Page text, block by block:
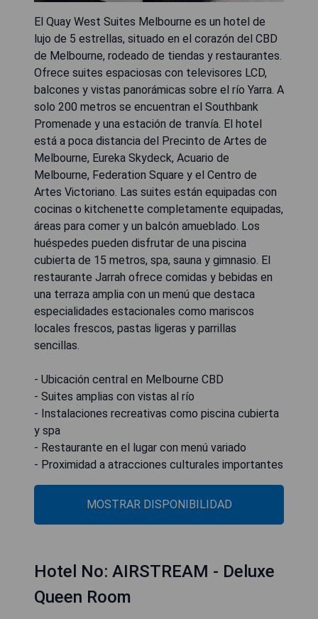
El Quay West Suites Melbourne es un hotel de
lujo de 5 estrellas, situado en el corazón del CBD
de Melbourne, rodeado de tiendas y restaurantes.
Ofrece suites espaciosas con televisores LCD,
balcones y vistas panorámicas sobre el río Yarra. A
solo 200 metros se encuentran el Southbank
Promenade y una estación de tranvía. El hotel
está a poca distancia del Precinto de Artes de
Melbourne, Eureka Skydeck, Acuario de
Melbourne, Federation Square y el Centro de
Artes Victoriano. Las suites están equipadas con
cocinas o kitchenette completamente equipadas,
áreas para comer y un balcón amueblado. Los
huéspedes pueden disfrutar de una piscina
cubierta de 15 metros, spa, sauna y gimnasio. El
restaurante Jarrah ofrece comidas y bebidas en
una terraza amplia con un menú que destaca
especialidades estacionales como mariscos
locales frescos, pastas ligeras y parrillas
sencillas.
- Ubicación central en Melbourne CBD
- Suites amplias con vistas al río
- Instalaciones recreativas como piscina cubierta
y spa
- Restaurante en el lugar con menú variado
- Proximidad a atracciones culturales importantes
MOSTRAR DISPONIBILIDAD
Hotel No: AIRSTREAM - Deluxe
Queen Room